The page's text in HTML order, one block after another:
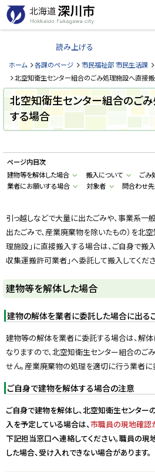
本
文
へ
ー
北
道
深
川
市
H
k
i
d
o
F
u
a
w
a
c
t
読み上げる
ホーム 各課のページ 市民福祉部 市民生活課
北空知衛生センター組合のごみ処理施設へ直接
北空知衛生センター組合のご
する場合
ページ内目次
建物等を解体した場合
搬入について
ごみ
業者にお願いする場合
対象者 問合わせ先
引っ越しなどで大量に出たごみや、事業系一
出たごみで、産業廃棄物を除いたもの）を北
理施設」に直接搬入する場合は、ご自身で搬
収集運搬許可業者」へ委託して搬入してくださ
建物等を解体した場合
建物の解体を業者に委託した場合に出る
建物等の解体を業者に委託する場合は、解
なりますので、北空知衛生センター組合のご
せん。産業廃棄物の処理を適切に行う業者に
ご自身で建物を解体する場合の注意
ご自身で建物を解体し、北空知衛生センタ
入を予定している場合は、市職員の現地確認
下記担当窓口へ連絡してください。職員の
した場合、受け入れできない場合があります。